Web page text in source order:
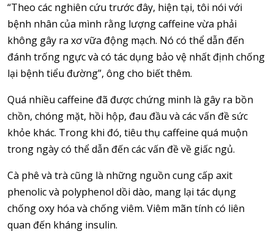
“Theo các nghiên cứu trước đây, hiện tại, tôi nói với
bệnh nhân của mình rằng lượng caffeine vừa phải
không gây ra xơ vữa động mạch. Nó có thể dẫn đến
đánh trống ngực và có tác dụng bảo vệ nhất định chống
lại bệnh tiểu đường”, ông cho biết thêm.
Quá nhiều caffeine đã được chứng minh là gây ra bồn
chồn, chóng mặt, hồi hộp, đau đầu và các vấn đề sức
khỏe khác. Trong khi đó, tiêu thụ caffeine quá muộn
trong ngày có thể dẫn đến các vấn đề về giấc ngủ.
Cà phê và trà cũng là những nguồn cung cấp axit
phenolic và polyphenol dồi dào, mang lại tác dụng
chống oxy hóa và chống viêm. Viêm mãn tính có liên
quan đến kháng insulin.